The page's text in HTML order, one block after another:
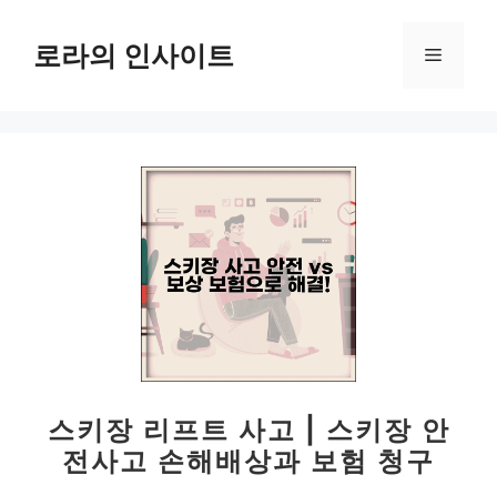
로라의 인사이트 메
스키장 리프트 사고 | 스키장 안
전사고 손해배상과 보험 청구